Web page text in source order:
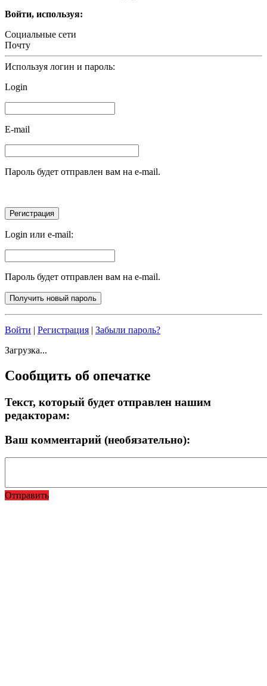
Войти, используя:
Социальные сети
Почту
Используя логин и пароль:
Login
E-mail
Пароль будет отправлен вам на e-mail.
Login или e-mail:
Пароль будет отправлен вам на e-mail.
Войти | Регистрация | Забыли пароль?
Загрузка...
Сообщить об опечатке
Текст, который будет отправлен нашим
редакторам:
Ваш комментарий (необязательно):
Отправить